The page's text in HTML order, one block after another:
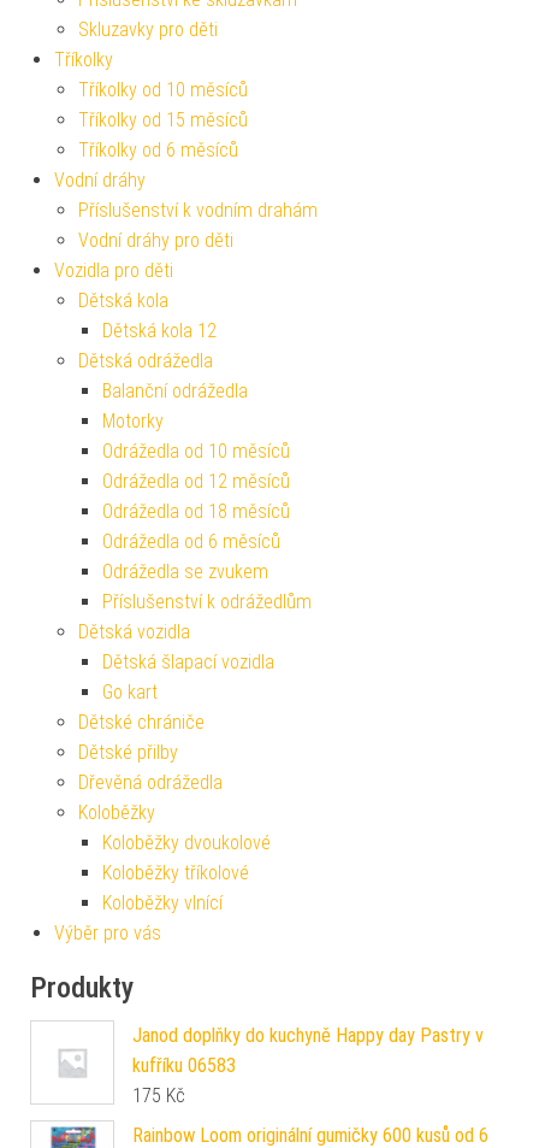
Skluzavky pro děti
Tříkolky
Tříkolky od 10 měsíců
Tříkolky od 15 měsíců
Tříkolky od 6 měsíců
Vodní dráhy
Příslušenství k vodním drahám
Vodní dráhy pro děti
Vozidla pro děti
Dětská kola
Dětská kola 12
Dětská odrážedla
Balanční odrážedla
Motorky
Odrážedla od 10 měsíců
Odrážedla od 12 měsíců
Odrážedla od 18 měsíců
Odrážedla od 6 měsíců
Odrážedla se zvukem
Příslušenství k odrážedlům
Dětská vozidla
Dětská šlapací vozidla
Go kart
Dětské chrániče
Dětské přilby
Dřevěná odrážedla
Koloběžky
Koloběžky dvoukolové
Koloběžky tříkolové
Koloběžky vlnící
Výběr pro vás
Produkty
Janod doplňky do kuchyně Happy day Pastry v
kufříku 06583
175 Kč
Rainbow Loom originální gumičky 600 kusů od 6